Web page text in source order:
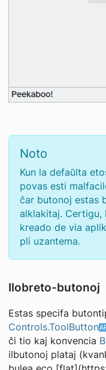
Noto
Kun la defaŭlta
povas esti
ĉar butonoj estas
alklakitaj. Certigu,
kreado de via
pli uzantema.
Ilobreto-butonoj
Estas specifa
Controls.ToolButton
ĉi tio kaj konvencia
ilbutonoj plataj